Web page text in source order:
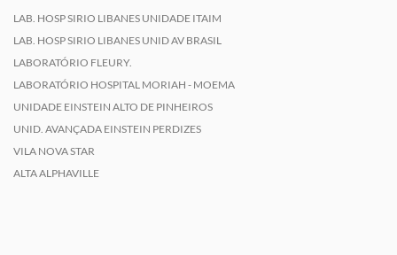
LAB. HOSP SIRIO LIBANES UNIDADE ITAIM
LAB. HOSP SIRIO LIBANES UNID AV BRASIL
LABORATÓRIO FLEURY.
LABORATÓRIO HOSPITAL MORIAH - MOEMA
UNIDADE EINSTEIN ALTO DE PINHEIROS
UNID. AVANÇADA EINSTEIN PERDIZES
VILA NOVA STAR
ALTA ALPHAVILLE